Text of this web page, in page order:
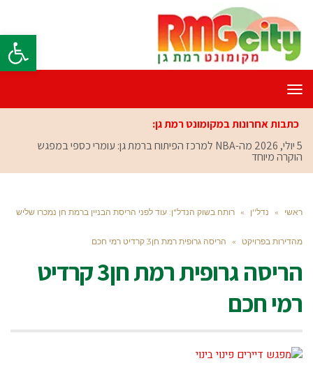
פתח
תפריט
כתבות אחרונות במקומונט רמת גן:
5 יולי, 2026
מה-NBA למרכז הפיתוח ברמת גן: עומרי כספי במפגש
הוקרה מיוחד
ראשי » נדל''ן » רותח בשוק הנדל"ן: עוד לפני הריסת הבניין ברמת חן נמכרו שליש
מהדירות בפרויקט » הריסה גרופית רמת חן3 קרדיט רמי חכם
הריסה גרופית רמת חן3 קרדיט
רמי חכם